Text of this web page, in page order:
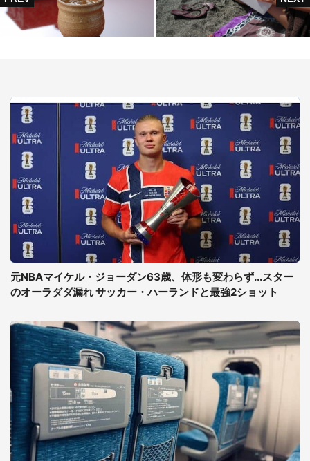
元NBAマイケル・ジョーダン63歳、体形も変わらず...スター
のオーラダダ漏れ サッカー・ハーランドと最強2ショット